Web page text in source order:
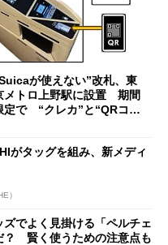
が使えない”改札、東
メトロ上野駅に設置 期間
定で “クレカ”と“QRコー
がタッグを組み、新メディ
）
でよく見掛ける「ペルチェ
？ 賢く使うための注意点も